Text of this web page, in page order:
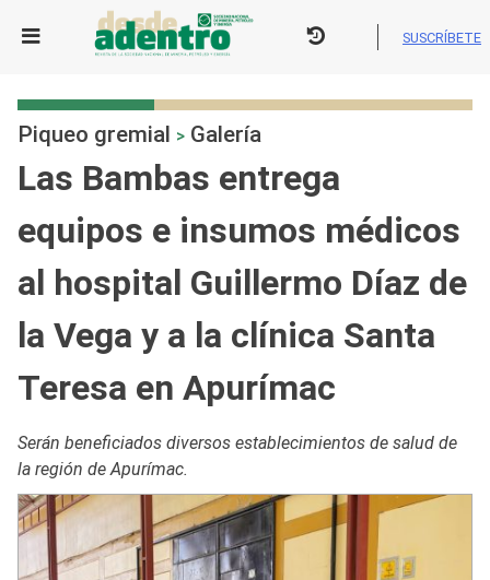
SUSCRÍBETE
Piqueo gremial > Galería
Las Bambas entrega
equipos e insumos médicos
al hospital Guillermo Díaz de
la Vega y a la clínica Santa
Teresa en Apurímac
Serán beneficiados diversos establecimientos de salud de
la región de Apurímac.